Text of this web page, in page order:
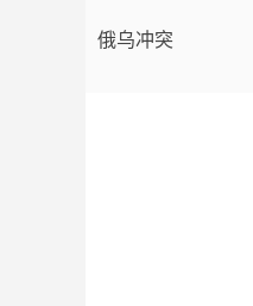
俄乌冲突